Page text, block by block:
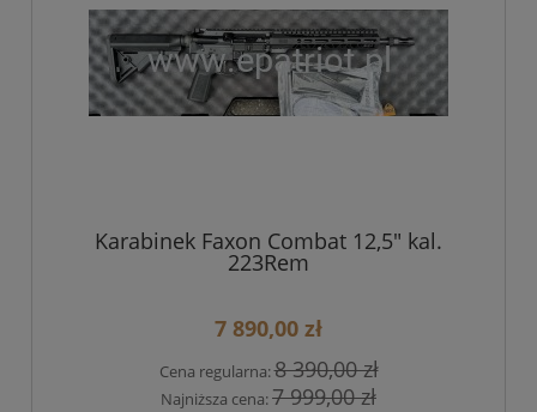
Karabinek Faxon Combat 12,5" kal.
223Rem
7 890,00 zł
Cena regularna:8 390,00 zł
Najniższa cena:7 999,00 zł